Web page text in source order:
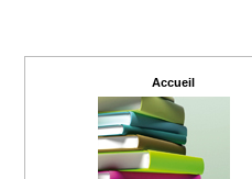
Accueil